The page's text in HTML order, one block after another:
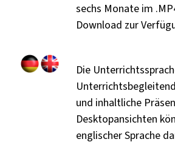
sechs Monate im
Download zur
Die
und inhaltliche
Desktopansichten
englischer Sprache